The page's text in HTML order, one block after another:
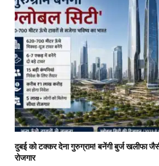
दुबई को टक्कर देना गुरुग्राम! बनेंगी बुर्ज खलीफा
रोजगार